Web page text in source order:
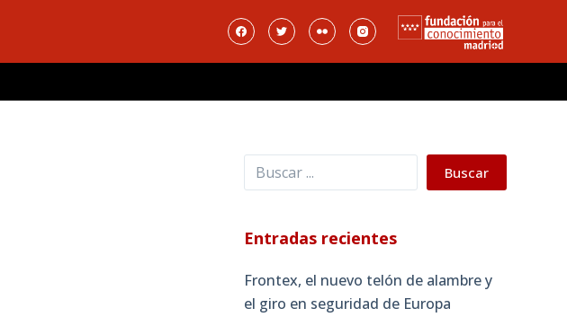
Buscar Buscar
Entradas recientes
Frontex, el nuevo telón de alambre y
el giro en seguridad de Europa